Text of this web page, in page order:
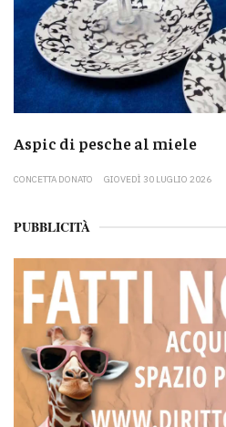
Aspic di pesche al miele
CONCETTA DONATO GIOVEDÌ 30 LUGLIO 2026
PUBBLICITÀ